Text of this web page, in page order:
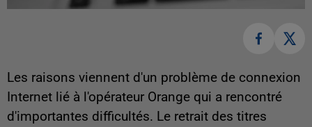
Les raisons viennent d'un problème de connexion
Internet lié à l'opérateur Orange qui a rencontré
d'importantes difficultés. Le retrait des titres